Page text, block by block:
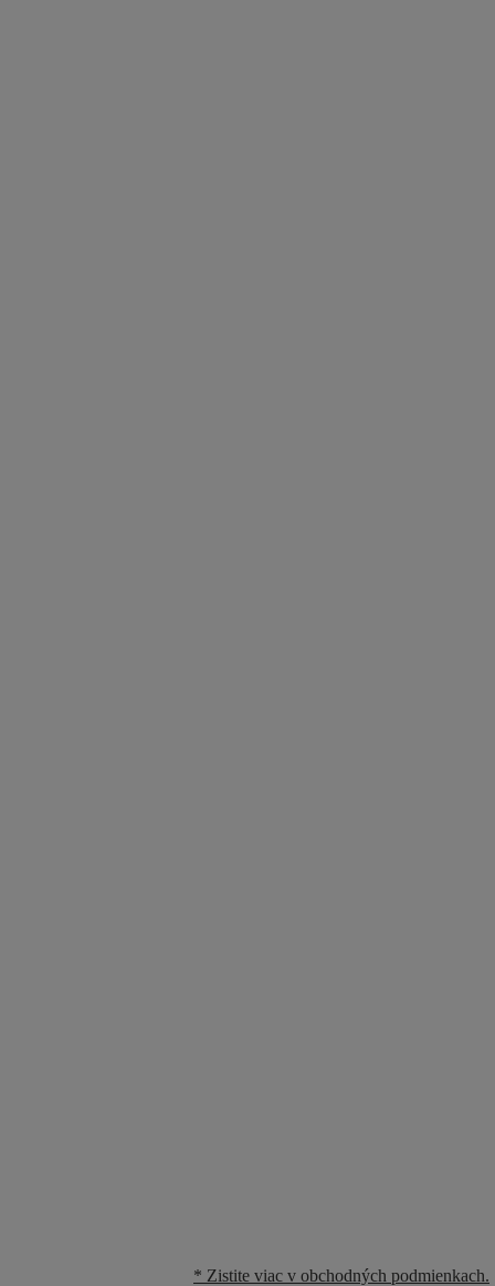
* Zistite viac v obchodných podmienkach.